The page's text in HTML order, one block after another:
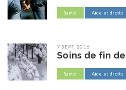
Santé Aide et droits
7 SEPT. 2016
Soins de fin
Santé Aide et droits